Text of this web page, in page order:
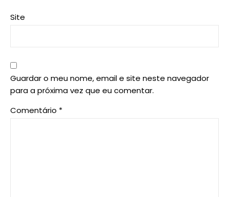
Site
Guardar o meu nome, email e site neste navegador
para a próxima vez que eu comentar.
Comentário *